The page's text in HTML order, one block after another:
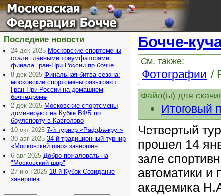
Московская
Федерация Бочче
Бочче-
См. также:
Фотографии
Файл(ы) для
Итоговый
Четвертый
прошел 14
зале
автоматики и
академика
Последние новости
24 дек 2025 Московские спортсмены
стали главными триумфаторами
финала Гран-При России по бочче
8 дек 2025 Финальная битва сезона:
московские спортсмены разыграют
Гран-При России на домашнем
боччедроме
2 дек 2025 Московские спортсмены
доминируют на Кубке ВФБ по
боулспорту в Кавголово
10 окт 2025 7-й турнир «Раффа-круг»
30 авг 2025 34-й традиционный турнир
«Московский шар» завершён
6 авг 2025 Добро пожаловать на
"Московский шар"
27 июн 2025 18-й Кубок Созидание
завершён